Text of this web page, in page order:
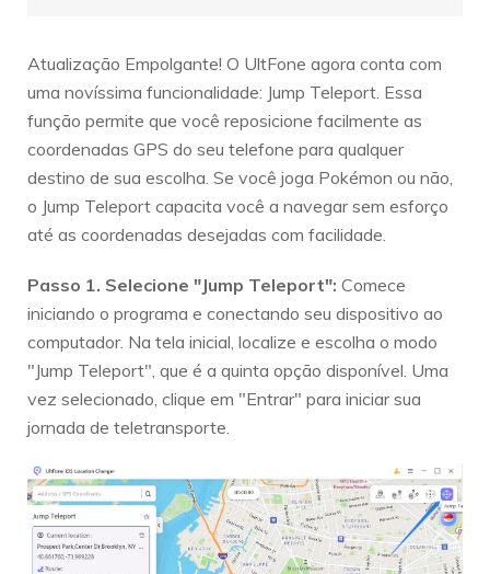
Atualização Empolgante! O UltFone agora conta com
uma novíssima funcionalidade: Jump Teleport. Essa
função permite que você reposicione facilmente as
coordenadas GPS do seu telefone para qualquer
destino de sua escolha. Se você joga Pokémon ou não,
o Jump Teleport capacita você a navegar sem esforço
até as coordenadas desejadas com facilidade.
Passo 1. Selecione "Jump Teleport": Comece
iniciando o programa e conectando seu dispositivo ao
computador. Na tela inicial, localize e escolha o modo
"Jump Teleport", que é a quinta opção disponível. Uma
vez selecionado, clique em "Entrar" para iniciar sua
jornada de teletransporte.